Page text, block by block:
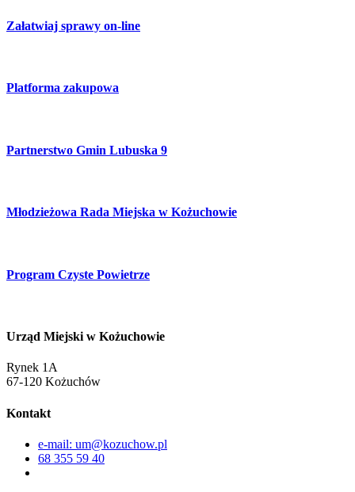
Załatwiaj sprawy on-line
Platforma zakupowa
Partnerstwo Gmin Lubuska 9
Młodzieżowa Rada Miejska w Kożuchowie
Program Czyste Powietrze
Urząd Miejski w Kożuchowie
Rynek 1A
67-120 Kożuchów
Kontakt
e-mail: um@kozuchow.pl
68 355 59 40